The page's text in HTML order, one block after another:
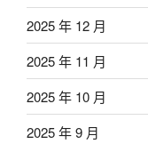
2025 年 12 月
2025 年 11 月
2025 年 10 月
2025 年 9 月